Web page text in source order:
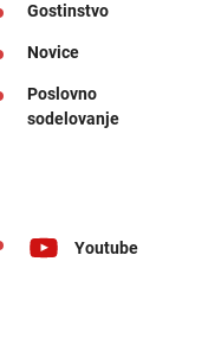
Gostinstvo
Novice
Poslovno
sodelovanje
Youtube